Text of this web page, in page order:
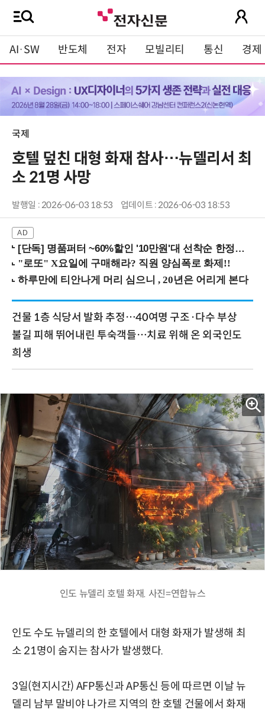
AI·SW 반도체 전자 모빌리티 통신 경제
국제
호텔 덮친 대형 화재 참사…뉴델리서 최
소 21명 사망
발행일 : 2026-06-03 18:53 업데이트 : 2026-06-03 18:53
[단독] 명품퍼터 ~60%할인 '10만원'대 선착순 한정판매!
건물 1층 식당서 발화 추정…40여명 구조·다수 부상
불길 피해 뛰어내린 투숙객들…치료 위해 온 외국인도
희생
인도 뉴델리 호텔 화재. 사진=연합뉴스
인도 수도 뉴델리의 한 호텔에서 대형 화재가 발생해 최
소 21명이 숨지는 참사가 발생했다.
3일(현지시간) AFP통신과 AP통신 등에 따르면 이날 뉴
델리 남부 말비야 나가르 지역의 한 호텔 건물에서 화재